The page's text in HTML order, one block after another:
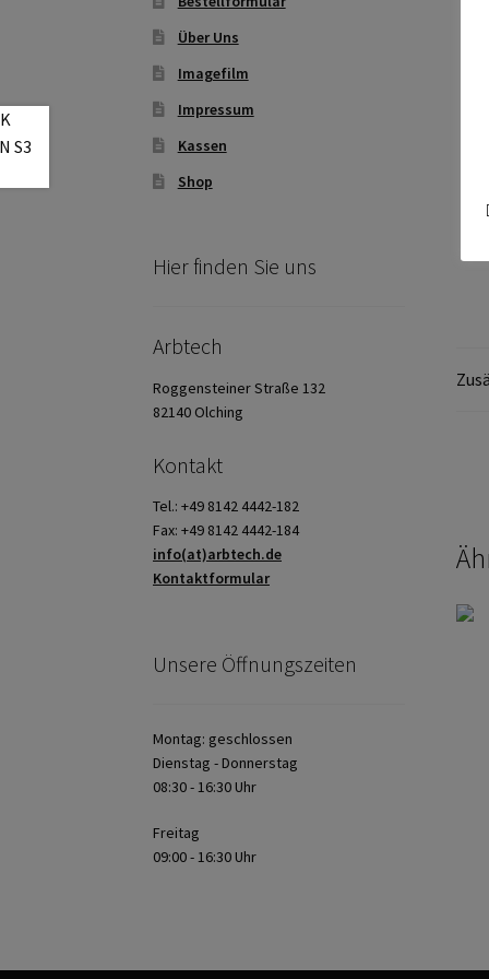
Über Uns
Imagefilm
Impressum
Kassen
Shop
Hier finden Sie uns
Arbtech
Roggensteiner Straße 132
82140 Olching
Kontakt
Tel.: +49 8142 4442-182
Fax: +49 8142 4442-184
info(at)arbtech.de
Kontaktformular
Unsere Öffnungszeiten
Montag: geschlossen
Dienstag - Donnerstag
08:30 - 16:30 Uhr
Freitag
09:00 - 16:30 Uhr